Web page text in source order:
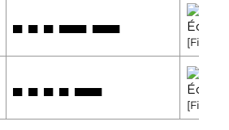
▄ ▄ ▄ ▄▄▄ ▄▄▄
[Fiche]
▄ ▄ ▄ ▄ ▄▄▄
[Fiche]